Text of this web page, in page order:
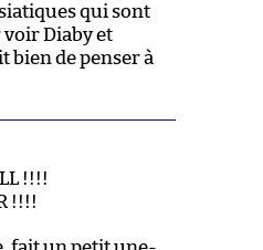
qui sont
Diaby et
bien de penser à
!!!!
!!!!